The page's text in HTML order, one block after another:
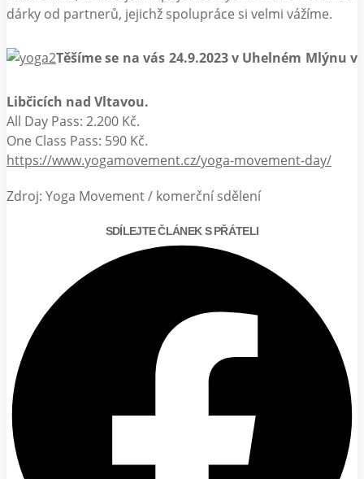
dárky od partnerů, jejichž spolupráce si velmi vážíme.
Těšíme se na vás 24.9.2023 v Uhelném Mlýnu v
Libčicích nad Vltavou.
All Day Pass: 2.200 Kč.
One Class Pass: 590 Kč.
https://www.yogamovement.cz/yoga-movement-day/
Zdroj: Yoga Movement / komerční sdělení
SDÍLEJTE ČLÁNEK S PŘÁTELI